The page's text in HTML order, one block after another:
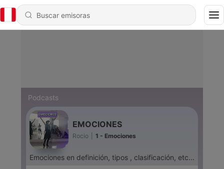
Podcasts
EMOCIONES
Rocio 1 - Emociones
Emociones en definición, tipos , clasificación, etc...